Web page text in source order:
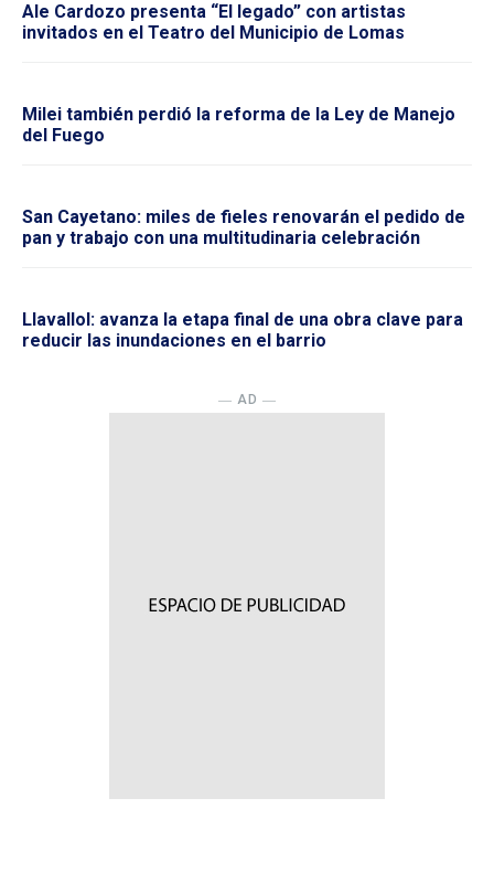
Ale Cardozo presenta “El legado” con artistas
invitados en el Teatro del Municipio de Lomas
Milei también perdió la reforma de la Ley de Manejo
del Fuego
San Cayetano: miles de fieles renovarán el pedido de
pan y trabajo con una multitudinaria celebración
Llavallol: avanza la etapa final de una obra clave para
reducir las inundaciones en el barrio
― AD ―